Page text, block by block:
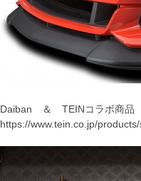
Daiban ＆ TEINコラボ商品
https://www.tein.co.jp/